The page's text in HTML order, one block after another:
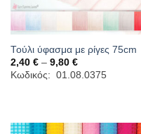
Τούλι ύφασμα με ρίγες 75cm
2,40 € – 9,80 €Price
range:
2,40 €
Κωδικός: 01.08.0375